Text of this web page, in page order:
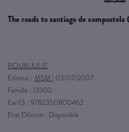
the roads to santiago de
ROUX/JULIE
Éditeur : MSM | 03/07/2007
Famille : 0000
Ean13 : 9782350800462
Etat Dilicom : Disponible